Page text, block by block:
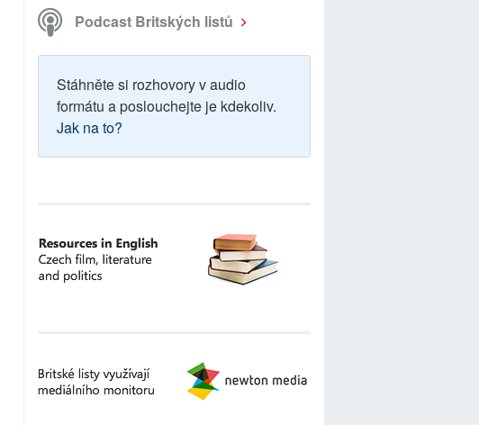
Podcast Britských listů
Stáhněte si rozhovory v audio
formátu a poslouchejte je kdekoliv.
Jak na to?